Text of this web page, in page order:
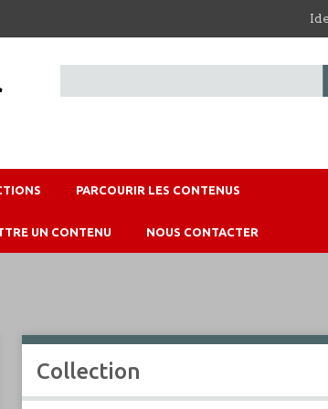
PARCOURIR LES CONTENUS
UN CONTENU NOUS CONTACTER
Collection